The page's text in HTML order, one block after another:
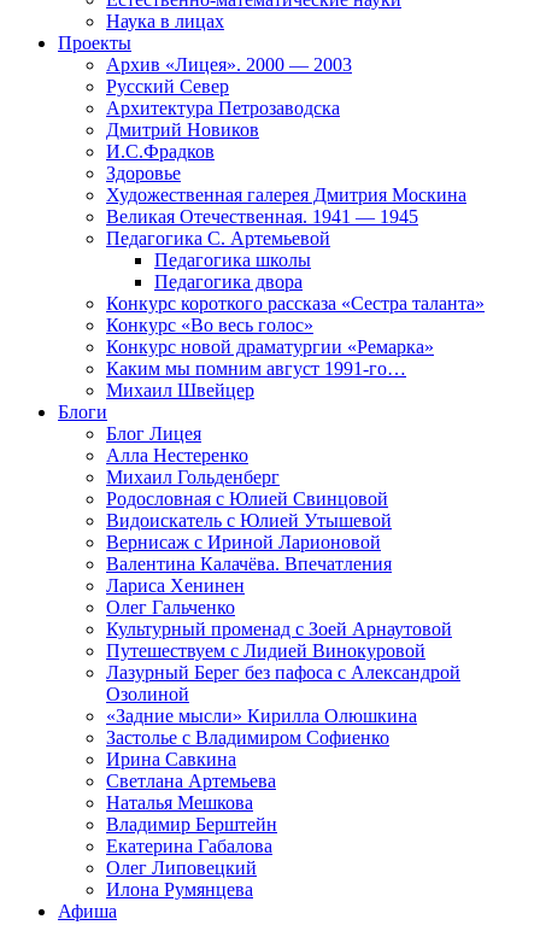
Наука в лицах
Проекты
Архив «Лицея». 2000 — 2003
Русский Север
Архитектура Петрозаводска
Дмитрий Новиков
И.С.Фрадков
Здоровье
Художественная галерея Дмитрия Москина
Великая Отечественная. 1941 — 1945
Педагогика С. Артемьевой
Педагогика школы
Педагогика двора
Конкурс короткого рассказа «Сестра таланта»
Конкурс «Во весь голос»
Конкурс новой драматургии «Ремарка»
Каким мы помним август 1991-го…
Михаил Швейцер
Блоги
Блог Лицея
Алла Нестеренко
Михаил Гольденберг
Родословная с Юлией Свинцовой
Видоискатель с Юлией Утышевой
Вернисаж с Ириной Ларионовой
Валентина Калачёва. Впечатления
Лариса Хенинен
Олег Гальченко
Культурный променад с Зоей Арнаутовой
Путешествуем с Лидией Винокуровой
Лазурный Берег без пафоса с Александрой
Озолиной
«Задние мысли» Кирилла Олюшкина
Застолье с Владимиром Софиенко
Ирина Савкина
Светлана Артемьева
Наталья Мешкова
Владимир Берштейн
Екатерина Габалова
Олег Липовецкий
Илона Румянцева
Афиша